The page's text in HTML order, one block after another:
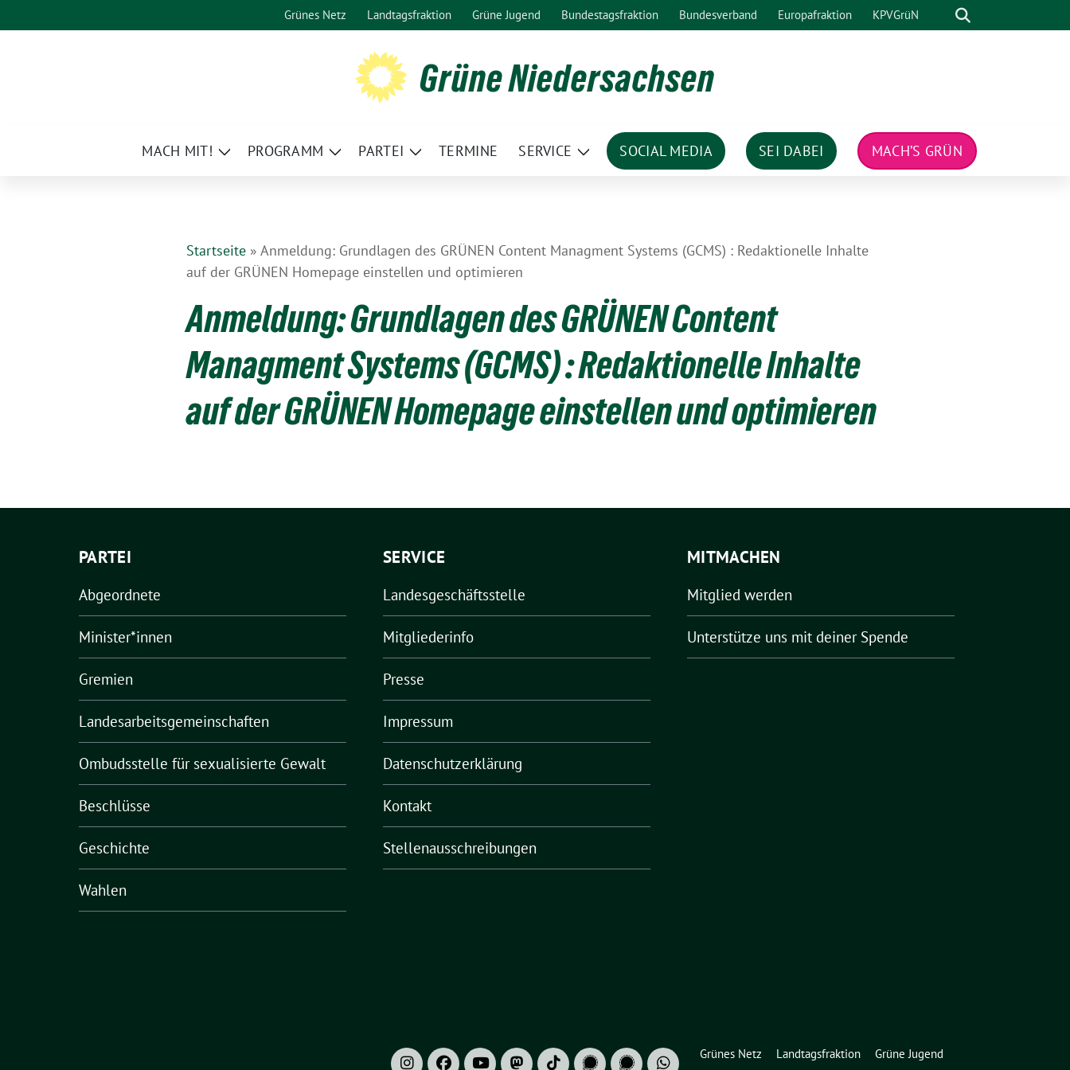
zum
Grünes Netz Landtagsfraktion Grüne Jugend Bundestagsfraktion Bundesverband Europafraktion KPVGrüN Suche
Grüne Niedersachsen
MACH MIT!
Zeige
PROGRAMM
Zeige
PARTEI
Zeige
TERMINE SERVICE
Zeige
SOCIAL MEDIA SEI DABEI MACH’S GRÜN
Startseite » Anmeldung: Grundlagen des GRÜNEN Content Managment Systems (GCMS) : Redaktionelle Inhalte
auf der GRÜNEN Homepage einstellen und optimieren
Anmeldung: Grundlagen des GRÜNEN Content
Managment Systems (GCMS) : Redaktionelle Inhalte
auf der GRÜNEN Homepage einstellen und optimieren
PARTEI
Abgeordnete
Minister*innen
Gremien
Landesarbeitsgemeinschaften
Ombudsstelle für sexualisierte Gewalt
Beschlüsse
Geschichte
Wahlen
SERVICE
Landesgeschäftsstelle
Mitgliederinfo
Presse
Impressum
Datenschutzerklärung
Kontakt
Stellenausschreibungen
MITMACHEN
Mitglied werden
Unterstütze uns mit deiner Spende
Grünes Netz Landtagsfraktion Grüne Jugend